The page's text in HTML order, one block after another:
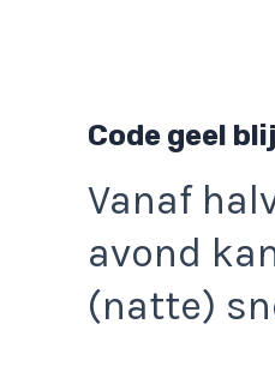
Code geel
Vanaf
avond
(natte)